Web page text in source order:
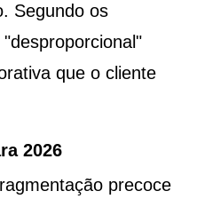
Segundo os
que o cliente
2026
precoce